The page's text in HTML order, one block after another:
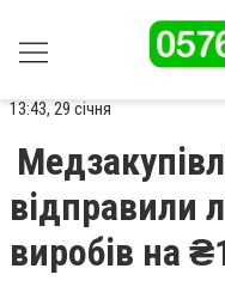
13:43, 29 січня
відправили
виробів на